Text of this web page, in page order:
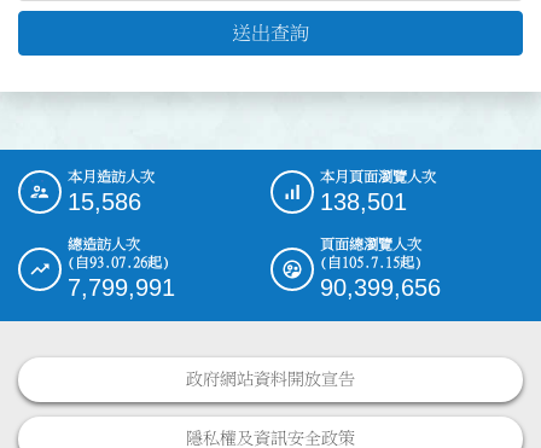
送出查詢
::: 本月造訪人次
15,586
本月頁面瀏覽人次
138,501
總造訪人次
(自93.07.26起)
7,799,991
頁面總瀏覽人次
(自105.7.15起)
90,399,656
政府網站資料開放宣告
隱私權及資訊安全政策